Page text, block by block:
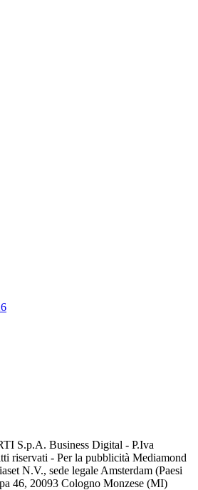
S.p.A. Business Digital - P.Iva
riservati - Per la pubblicità Mediamond
N.V., sede legale Amsterdam (Paesi
46, 20093 Cologno Monzese (MI)